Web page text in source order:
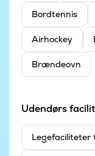
Bordtennis
Airhockey
Brændeovn
Udendørs
Legefaciliteter